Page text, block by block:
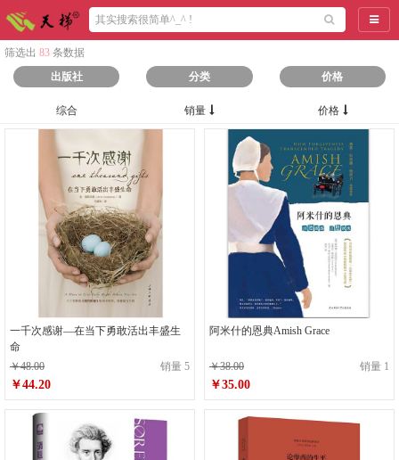
导航
筛选出 83 条数据
出版社
分类 价格
综合 销量 价格
一千次感谢—在当下勇敢活出丰盛生
命
￥48.00
销量 5
￥44.20
阿米什的恩典Amish Grace
￥38.00 销量 1
￥35.00